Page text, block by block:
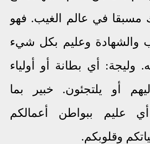
مسبقا في عالم الغيب. فهو
والشهادة وعليم بكل شيء
وليجة: أي بطانة أو أولياء
أو يلتجئون. خبير بما
عليم ببواطن أعمالكم
وقلوبكم.